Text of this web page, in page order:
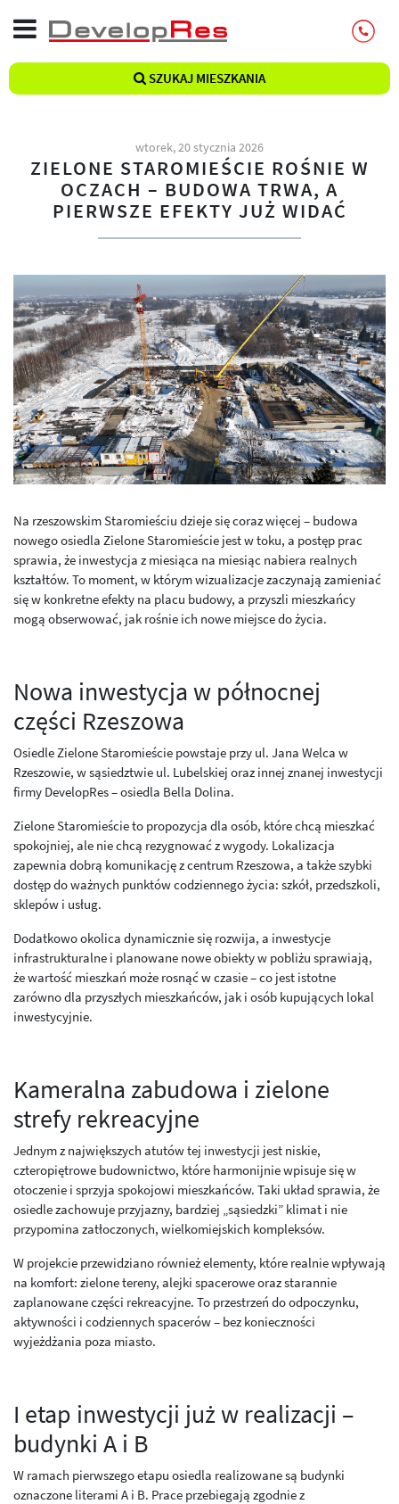
SZUKAJ MIESZKANIA
wtorek, 20 stycznia 2026
ZIELONE STAROMIEŚCIE ROŚNIE W
OCZACH – BUDOWA TRWA, A
PIERWSZE EFEKTY JUŻ WIDAĆ
Na rzeszowskim Staromieściu dzieje się coraz więcej – budowa
nowego osiedla Zielone Staromieście jest w toku, a postęp prac
sprawia, że inwestycja z miesiąca na miesiąc nabiera realnych
kształtów. To moment, w którym wizualizacje zaczynają zamieniać
się w konkretne efekty na placu budowy, a przyszli mieszkańcy
mogą obserwować, jak rośnie ich nowe miejsce do życia.
Nowa inwestycja w północnej
części Rzeszowa
Osiedle Zielone Staromieście powstaje przy ul. Jana Welca w
Rzeszowie, w sąsiedztwie ul. Lubelskiej oraz innej znanej inwestycji
firmy DevelopRes – osiedla Bella Dolina.
Zielone Staromieście to propozycja dla osób, które chcą mieszkać
spokojniej, ale nie chcą rezygnować z wygody. Lokalizacja
zapewnia dobrą komunikację z centrum Rzeszowa, a także szybki
dostęp do ważnych punktów codziennego życia: szkół, przedszkoli,
sklepów i usług.
Dodatkowo okolica dynamicznie się rozwija, a inwestycje
infrastrukturalne i planowane nowe obiekty w pobliżu sprawiają,
że wartość mieszkań może rosnąć w czasie – co jest istotne
zarówno dla przyszłych mieszkańców, jak i osób kupujących lokal
inwestycyjnie.
Kameralna zabudowa i zielone
strefy rekreacyjne
Jednym z największych atutów tej inwestycji jest niskie,
czteropiętrowe budownictwo, które harmonijnie wpisuje się w
otoczenie i sprzyja spokojowi mieszkańców. Taki układ sprawia, że
osiedle zachowuje przyjazny, bardziej „sąsiedzki” klimat i nie
przypomina zatłoczonych, wielkomiejskich kompleksów.
W projekcie przewidziano również elementy, które realnie wpływają
na komfort: zielone tereny, alejki spacerowe oraz starannie
zaplanowane części rekreacyjne. To przestrzeń do odpoczynku,
aktywności i codziennych spacerów – bez konieczności
wyjeżdżania poza miasto.
I etap inwestycji już w realizacji –
budynki A i B
W ramach pierwszego etapu osiedla realizowane są budynki
oznaczone literami A i B. Prace przebiegają zgodnie z